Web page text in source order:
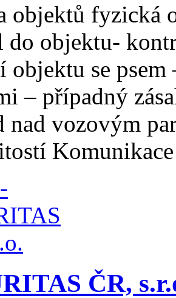
objektů fyzická
do objektu-
objektu se
– případný
nad vozovým
ČR,